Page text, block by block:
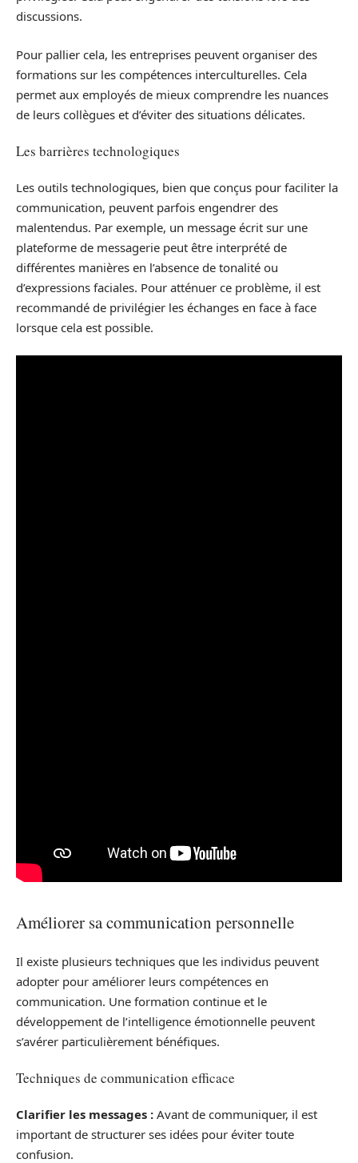
discussions.
Pour pallier cela, les entreprises peuvent organiser des
formations sur les compétences interculturelles. Cela
permet aux employés de mieux comprendre les nuances
de leurs collègues et d’éviter des situations délicates.
Les barrières technologiques
Les outils technologiques, bien que conçus pour faciliter la
communication, peuvent parfois engendrer des
malentendus. Par exemple, un message écrit sur une
plateforme de messagerie peut être interprété de
différentes manières en l’absence de tonalité ou
d’expressions faciales. Pour atténuer ce problème, il est
recommandé de privilégier les échanges en face à face
lorsque cela est possible.
Améliorer sa communication personnelle
Il existe plusieurs techniques que les individus peuvent
adopter pour améliorer leurs compétences en
communication. Une formation continue et le
développement de l’intelligence émotionnelle peuvent
s’avérer particulièrement bénéfiques.
Techniques de communication efficace
Clarifier les messages : Avant de communiquer, il est
important de structurer ses idées pour éviter toute
confusion.